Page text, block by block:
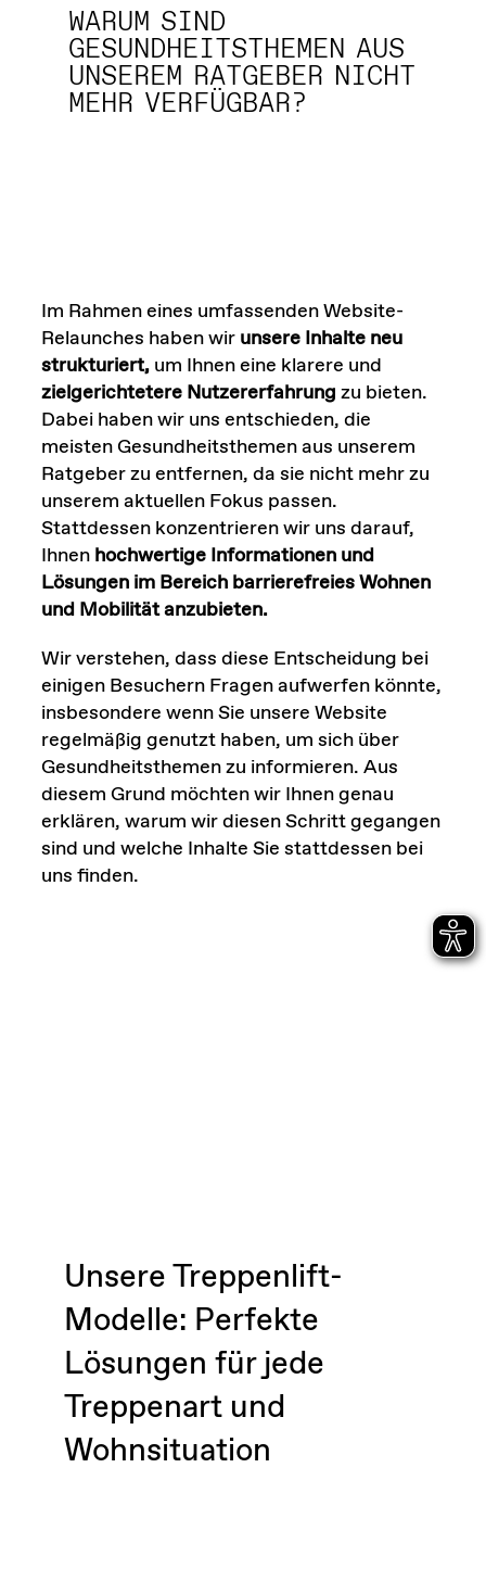
WARUM SIND
GESUNDHEITS­THEMEN AUS
UNSEREM RATGEBER NICHT
MEHR VERFÜGBAR?
Im Rahmen eines umfassenden Website-
Relaunches haben wir unsere Inhalte neu
strukturiert, um Ihnen eine klarere und
zielgerichtetere Nutzererfahrungzu bieten.
Dabei haben wir uns entschieden, die
meisten Gesundheitsthemen aus unserem
Ratgeber zu entfernen, da sie nicht mehr zu
unserem aktuellen Fokus passen.
Stattdessen konzentrieren wir uns darauf,
Ihnen hochwertige Informationen und
Lösungen im Bereich barrierefreies Wohnen
und Mobilität anzubieten.
Wir verstehen, dass diese Entscheidung bei
einigen Besuchern Fragen aufwerfen könnte,
insbesondere wenn Sie unsere Website
regelmäßig genutzt haben, um sich über
Gesundheitsthemen zu informieren. Aus
diesem Grund möchten wir Ihnen genau
erklären, warum wir diesen Schritt gegangen
sind und welche Inhalte Sie stattdessen bei
uns finden.
Unsere Treppenlift-
Modelle: Perfekte
Lösungen für jede
Treppenart und
Wohnsituation